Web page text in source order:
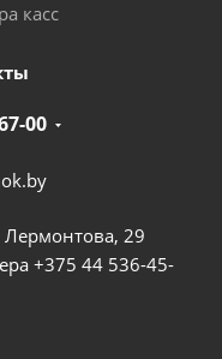
касс
00
Лермонтова, 29
+375 44 536-45-